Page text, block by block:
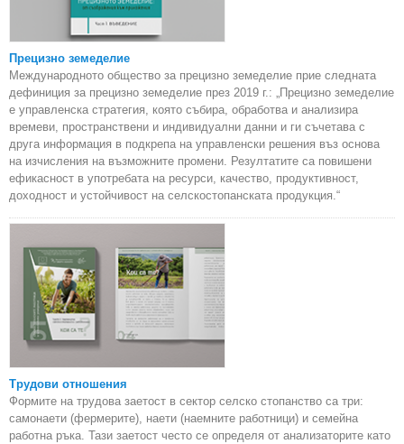
Прецизно земеделие
Международното общество за прецизно земеделие прие следната
дефиниция за прецизно земеделие през 2019 г.: „Прецизно земеделие
е управленска стратегия, която събира, обработва и анализира
времеви, пространствени и индивидуални данни и ги съчетава с
друга информация в подкрепа на управленски решения въз основа
на изчисления на възможните промени. Резултатите са повишени
ефикасност в употребата на ресурси, качество, продуктивност,
доходност и устойчивост на селскостопанската продукция.“
Трудови отношения
Формите на трудова заетост в сектор селско стопанство са три:
самонаети (фермерите), наети (наемните работници) и семейна
работна ръка. Тази заетост често се определя от анализаторите като